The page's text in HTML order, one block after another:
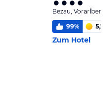
Bezau, Vorarlberg
99% 5,7
Zum Hotel